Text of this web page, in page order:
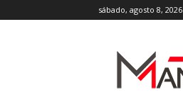
sábado, agosto 8, 2026